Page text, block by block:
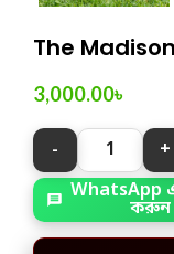
The
3,000.00৳
WhatsApp
করুন